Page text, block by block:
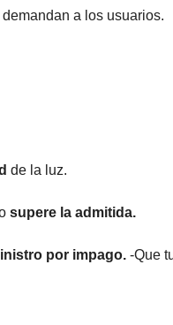
a los usuarios.
de la luz.
supere la admitida.
por impago. -Que